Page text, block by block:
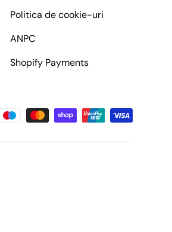
Politica de cookie-uri
ANPC
Shopify Payments